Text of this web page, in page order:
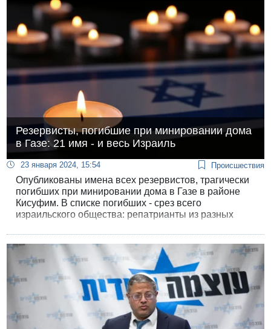
Резервисты, погибшие при минировании дома
в Газе: 21 имя - и весь Израиль
23 января 2024, 15:54 Происшествия
Опубликованы имена всех резервистов, трагически
погибших при минировании дома в Газе в районе
Кисуфим. В списке погибших - срез всего
израильского общества: репатрианты из разных
уборщицы и сын известного физика-ядерщика,
студенты, учителя, охранники, программисты...